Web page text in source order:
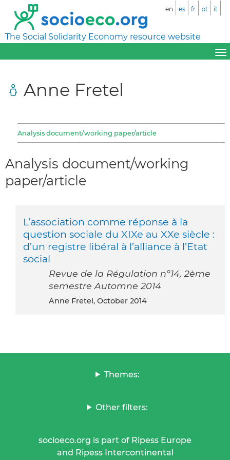
The Social Solidarity Economy resource website
en es fr pt it
Anne Fretel
Analysis document/working paper/article
Analysis document/working
paper/article
L’association comme réponse à la
question sociale du XIXe au XXe siècle :
d’un registre libéral à l’alliance à l’Etat
social
Revue de la Régulation n°14, 2ème
semestre Automne 2014
Anne Fretel, October 2014
Themes:
Other filters:
socioeco.org is part of Ripess Europe
and Ripess Intercontinental